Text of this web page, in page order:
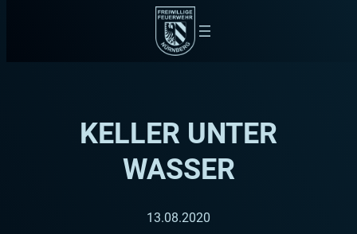
KELLER UNTER
WASSER
13.08.2020